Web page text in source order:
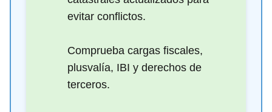
evitar conflictos.
Comprueba cargas fiscales,
plusvalía, IBI y derechos de
terceros.